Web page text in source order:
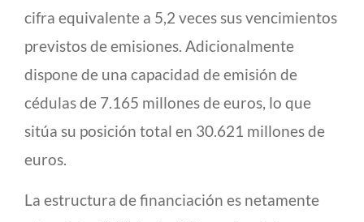
cifra equivalente a 5,2 veces sus vencimientos
previstos de emisiones. Adicionalmente
dispone de una capacidad de emisión de
cédulas de 7.165 millones de euros, lo que
sitúa su posición total en 30.621 millones de
euros.
La estructura de financiación es netamente